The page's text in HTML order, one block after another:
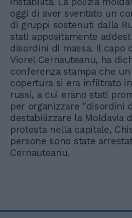
oggi di aver sventato un
di gruppi sostenuti dalla
stati appositamente
disordini di massa. Il capo
Viorel Cernauteanu, ha
conferenza stampa che
copertura si era infiltrato
russi, a cui erano stati
per organizzare "disordini
destabilizzare la Moldavia
protesta nella capitale,
persone sono state
Cernauteanu.